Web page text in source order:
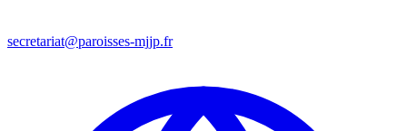
secretariat@paroisses-mjjp.fr